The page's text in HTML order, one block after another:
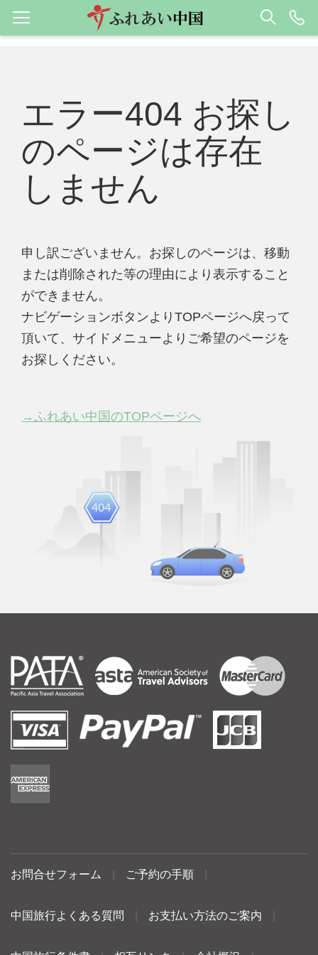
エラー404 お探し
のページは存在
しません
申し訳ございません。お探しのページは、移動
または削除された等の理由により表示すること
ができません。
ナビゲーションボタンよりTOPページへ戻って
頂いて、サイドメニューよりご希望のページを
お探しください。
→ふれあい中国のTOPページへ
お問合せフォーム ご予約の手順
中国旅行よくある質問 お支払い方法のご案内